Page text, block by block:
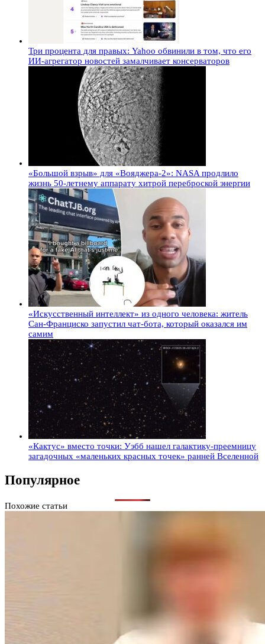
Три процента для правых: Yahoo обвинили в том, что его
ИИ-агрегатор новостей замалчивает консерваторов
«Большой взрыв» для «Вояджера-2»: NASA продлило
жизнь 50-летнему аппарату хитрой переброской энергии
«Искусственный интеллект» из одного человека: житель
Сан-Франциско запустил чат-бота, который оказался им
самим
«Кактус» вместо точки: Уэбб нашел галактику-преемницу
загадочных «маленьких красных точек» ранней Вселенной
Популярное
Похожие статьи